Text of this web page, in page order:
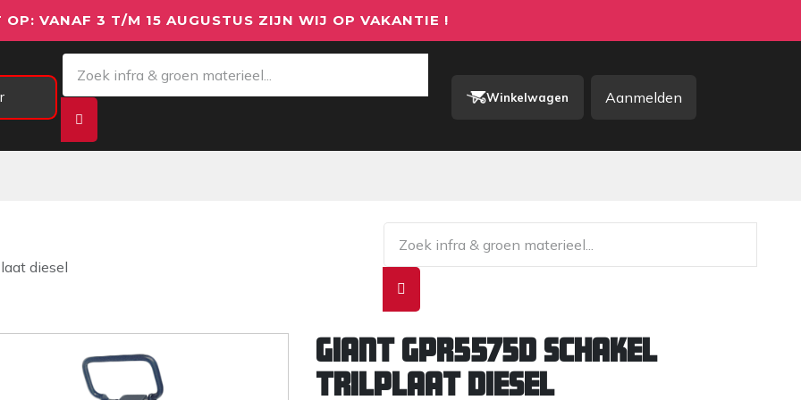
OP: VANAF 3 T/M 15 AUGUSTUS ZIJN WIJ OP VAKANTIE !
Winkelwagen Aanmelden
diesel
Giant GPR5575D schakel
trilplaat diesel